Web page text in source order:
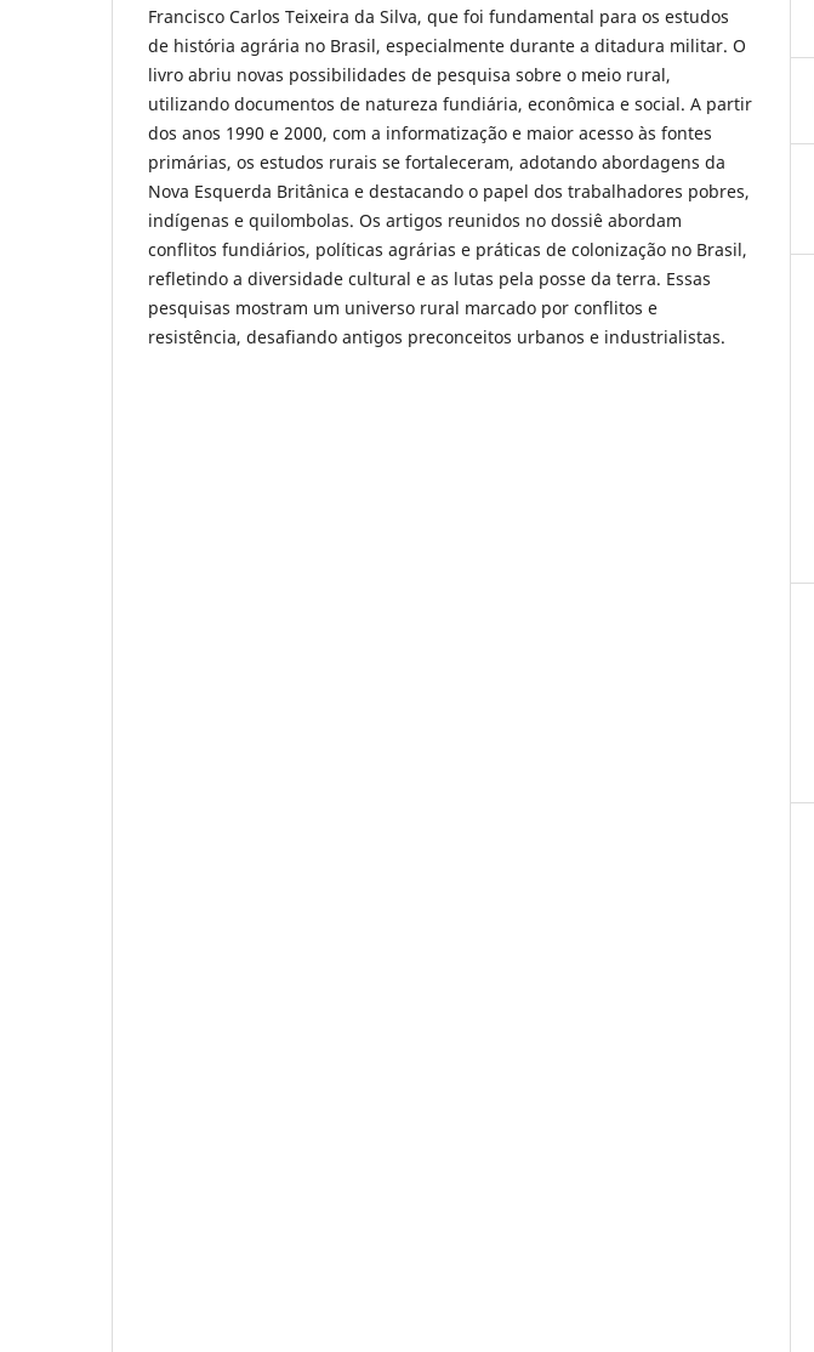
Francisco Carlos Teixeira da Silva, que foi fundamental para os estudos
de história agrária no Brasil, especialmente durante a ditadura militar. O
livro abriu novas possibilidades de pesquisa sobre o meio rural,
utilizando documentos de natureza fundiária, econômica e social. A partir
dos anos 1990 e 2000, com a informatização e maior acesso às fontes
primárias, os estudos rurais se fortaleceram, adotando abordagens da
Nova Esquerda Britânica e destacando o papel dos trabalhadores pobres,
indígenas e quilombolas. Os artigos reunidos no dossiê abordam
conflitos fundiários, políticas agrárias e práticas de colonização no Brasil,
refletindo a diversidade cultural e as lutas pela posse da terra. Essas
pesquisas mostram um universo rural marcado por conflitos e
resistência, desafiando antigos preconceitos urbanos e industrialistas.